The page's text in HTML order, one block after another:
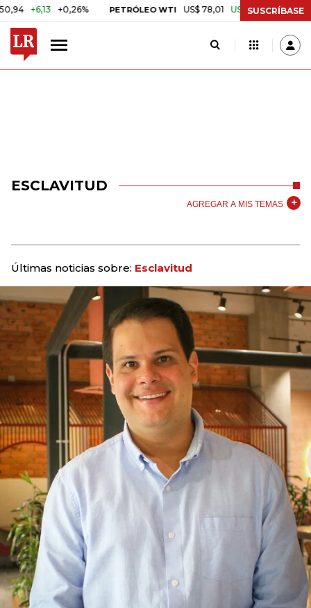
+6,13 +0,26% PETRÓLEO WTI US$ 78,01 US$ 2,92 +3,89%
SUSCRÍBASE
ESCLAVITUD
AGREGAR A MIS TEMAS
Últimas noticias sobre: Esclavitud